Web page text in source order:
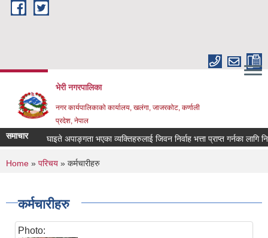
Skip to main content
भेरी नगरपालिका
नगर कार्यपालिकाको कार्यालय, खलंगा, जाजरकोट, कर्णाली
प्रदेश, नेपाल
समाचारघाइते अपाङ्गता भएका व्यक्तिहरुलाई जिवन निर्वाह भत्ता प्राप्त गर्नका लागि निवेदन
You are here
Home » परिचय » कर्मचारीहरु
कर्मचारीहरु
Photo: